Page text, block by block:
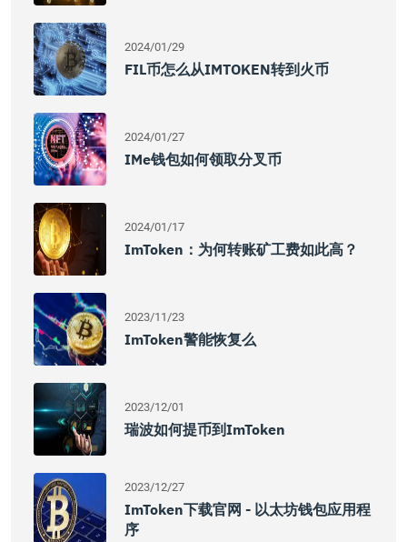
2024/01/29
FIL币怎么从IMTOKEN转到火币
2024/01/27
IMe钱包如何领取分叉币
2024/01/17
ImToken：为何转账矿工费如此高？
2023/11/23
ImToken警能恢复么
2023/12/01
瑞波如何提币到imToken
2023/12/27
ImToken下载官网 - 以太坊钱包应用程
序